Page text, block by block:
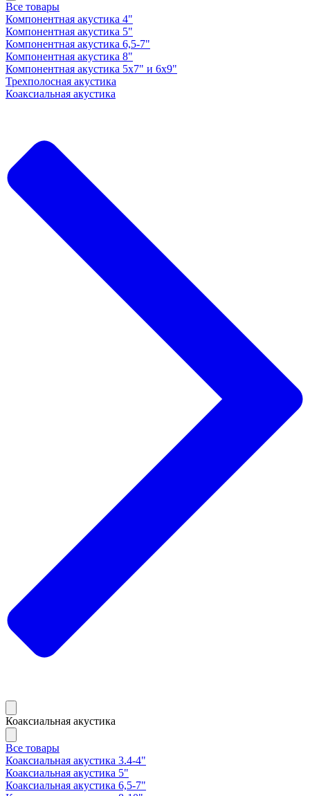
Все товары
Компонентная акустика 4"
Компонентная акустика 5"
Компонентная акустика 6,5-7"
Компонентная акустика 8"
Компонентная акустика 5х7" и 6х9"
Трехполосная акустика
Коаксиальная акустика
Коаксиальная акустика
Все товары
Коаксиальная акустика 3.4-4"
Коаксиальная акустика 5"
Коаксиальная акустика 6,5-7"